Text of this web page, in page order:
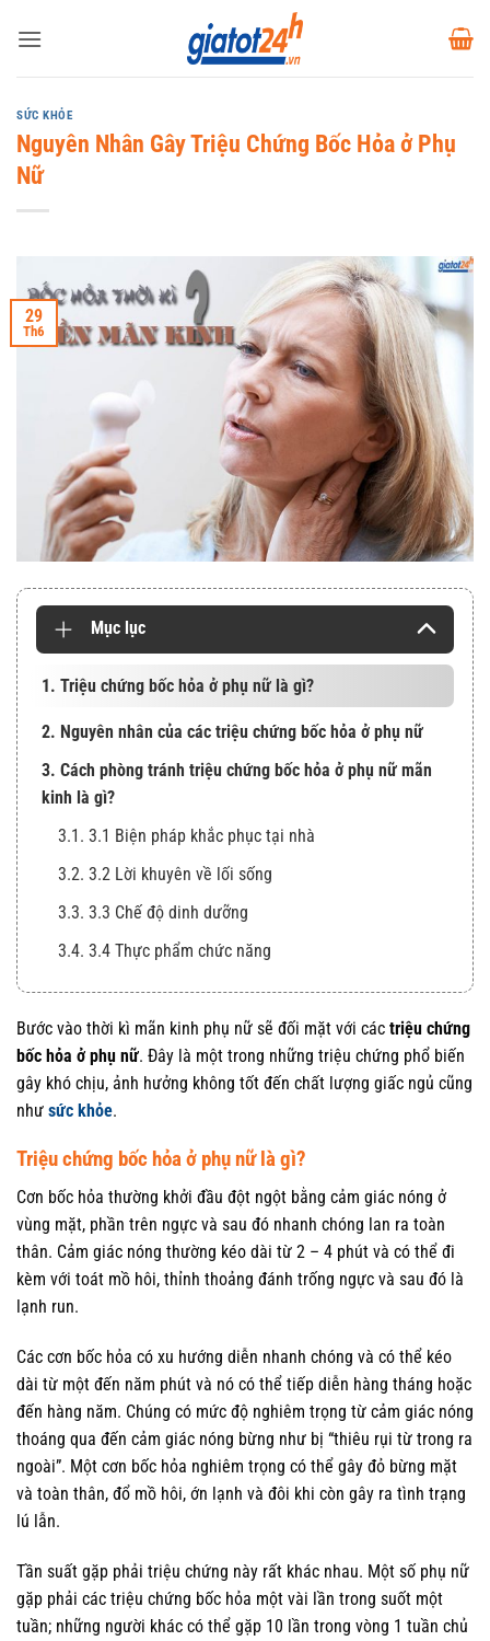
qua
SỨC KHỎE
Nguyên Nhân Gây Triệu Chứng Bốc Hỏa ở Phụ
Nữ
29
Th6
Mục lục
1. Triệu chứng bốc hỏa ở phụ nữ là gì?
2. Nguyên nhân của các triệu chứng bốc hỏa ở phụ nữ
3. Cách phòng tránh triệu chứng bốc hỏa ở phụ nữ mãn
kinh là gì?
3.1. 3.1 Biện pháp khắc phục tại nhà
3.2. 3.2 Lời khuyên về lối sống
3.3. 3.3 Chế độ dinh dưỡng
3.4. 3.4 Thực phẩm chức năng
Bước vào thời kì mãn kinh phụ nữ sẽ đối mặt với các triệu chứng
bốc hỏa ở phụ nữ. Đây là một trong những triệu chứng phổ biến
gây khó chịu, ảnh hưởng không tốt đến chất lượng giấc ngủ cũng
như sức khỏe.
Triệu chứng bốc hỏa ở phụ nữ là gì?
Cơn bốc hỏa thường khởi đầu đột ngột bằng cảm giác nóng ở
vùng mặt, phần trên ngực và sau đó nhanh chóng lan ra toàn
thân. Cảm giác nóng thường kéo dài từ 2 – 4 phút và có thể đi
kèm với toát mồ hôi, thỉnh thoảng đánh trống ngực và sau đó là
lạnh run.
Các cơn bốc hỏa có xu hướng diễn nhanh chóng và có thể kéo
dài từ một đến năm phút và nó có thể tiếp diễn hàng tháng hoặc
đến hàng năm. Chúng có mức độ nghiêm trọng từ cảm giác nóng
thoáng qua đến cảm giác nóng bừng như bị “thiêu rụi từ trong ra
ngoài”. Một cơn bốc hỏa nghiêm trọng có thể gây đỏ bừng mặt
và toàn thân, đổ mồ hôi, ớn lạnh và đôi khi còn gây ra tình trạng
lú lẫn.
Tần suất gặp phải triệu chứng này rất khác nhau. Một số phụ nữ
gặp phải các triệu chứng bốc hỏa một vài lần trong suốt một
tuần; những người khác có thể gặp 10 lần trong vòng 1 tuần chủ